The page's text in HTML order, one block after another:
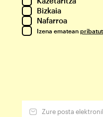
Bizkaia
Nafarroa
Izena ematean